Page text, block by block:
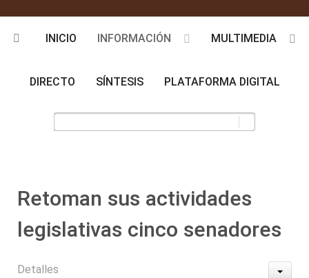
INICIO INFORMACIÓN MULTIMEDIA
DIRECTO SÍNTESIS PLATAFORMA DIGITAL
Retoman sus actividades
legislativas cinco senadores
Detalles